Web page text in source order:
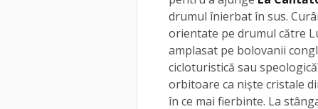
drumul înierbat în sus.
orientate pe drumul către
amplasat pe bolovanii
cicloturistică sau
orbitoare ca niște cristale
în ce mai fierbinte. La